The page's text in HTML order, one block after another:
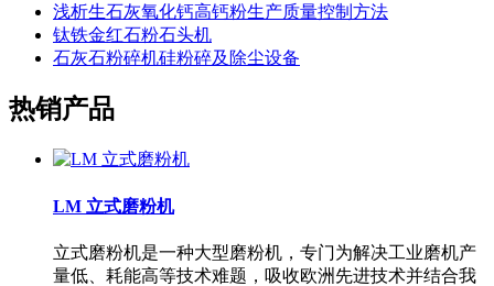
浅析生石灰氧化钙高钙粉生产质量控制方法
钛铁金红石粉石头机
石灰石粉碎机硅粉碎及除尘设备
热销产品
LM 立式磨粉机
立式磨粉机是一种大型磨粉机，专门为解决工业磨机产
量低、耗能高等技术难题，吸收欧洲先进技术并结合我